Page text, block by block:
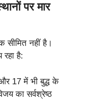
पर मार
सीमित नहीं है।
रहा है:
17 में भी बुद्ध के
का सर्वश्रेष्ठ